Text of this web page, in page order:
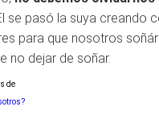
se pasó la suya creando
para que nosotros
no dejar de soñar.
de